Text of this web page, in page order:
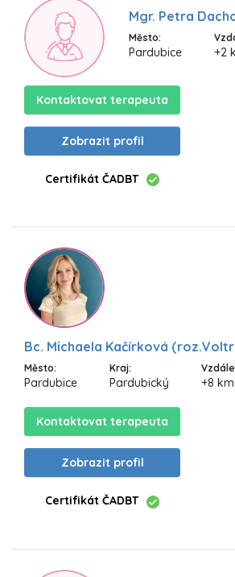
Mgr. Petra
Město:
Pardubice +2
Kontaktovat terapeuta
Zobrazit profil
Certifikát ČADBT
Bc. Michaela Kačírková
Město:
Pardubice
Kraj:
Pardubický +8 km
Kontaktovat terapeuta
Zobrazit profil
Certifikát ČADBT